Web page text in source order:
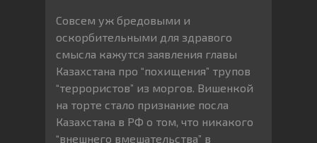
Совсем уж бредовыми и
оскорбительными для здравого
смысла кажутся заявления главы
Казахстана про “похищения” трупов
“террористов” из моргов. Вишенкой
на торте стало признание посла
Казахстана в РФ о том, что никакого
“внешнего вмешательства” в